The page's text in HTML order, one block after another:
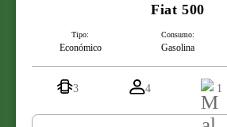
Fiat 500
Tipo:
Económico
Consumo:
Gasolina
3 4 1